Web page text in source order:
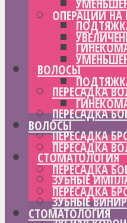
ВОЛОСЫ
ПЕРЕСАДКА
ПЕРЕСАДКА
ПЕРЕСАДКА
СТОМАТОЛОГИЯ
ЗУБНЫЕ
ЗУБНЫЕ
ОПЕРАЦИИ
ВОЛОСЫ
ПЕРЕСАДКА
ПЕРЕСАДКА
ПЕРЕСАДКА
СТОМАТОЛОГИЯ